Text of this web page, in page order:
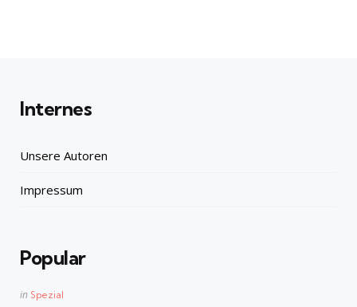
Internes
Unsere Autoren
Impressum
Popular
Posted
in Spezial